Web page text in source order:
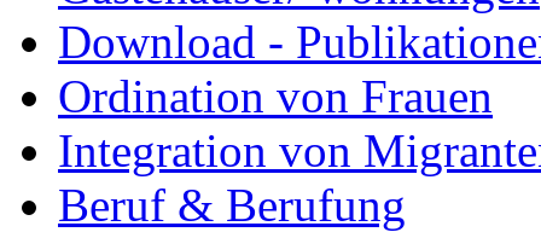
Download -
Ordination von Frauen
Integration von
Beruf & Berufung